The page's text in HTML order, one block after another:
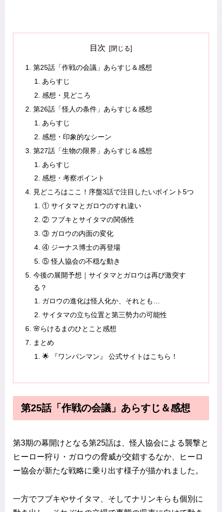
目次
第25話「作戦の会議」あらすじ＆感想
あらすじ
感想・見どころ
第26話「怪人の条件」あらすじ＆感想
あらすじ
感想・印象的なシーン
第27話「生物の限界」あらすじ＆感想
あらすじ
感想・考察ポイント
見どころはここ！序盤3話で注目したいポイント5つ
① サイタマとガロウのすれ違い
② フブキとサイタマの関係性
③ ガロウの内面の変化
④ ジーナス博士の再登場
⑤ 怪人協会の不穏な動き
今後の展開予想｜サイタマとガロウは再び激突す
る？
ガロウの進化は怪人化か、それとも…
サイタマの立ち位置と第三勢力の可能性
🌸らけるまのひとこと感想
まとめ
🌟 『ワンパンマン』 公式サイトはこちら！
第25話「作戦の会議」あらすじ＆感想
第3期の幕開けとなる第25話は、怪人協会による襲撃と
ヒーロー狩り・ガロウの脅威が交錯するなか、ヒーロ
ー協会が新たな戦略に乗り出す様子が描かれました。
一方でフブキやサイタマ、そしてナリンキらも個別に